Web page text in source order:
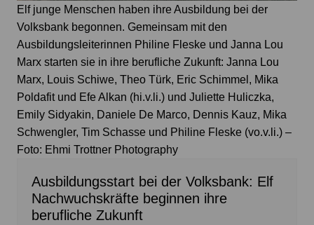
Elf junge Menschen haben ihre Ausbildung bei der
Volksbank begonnen. Gemeinsam mit den
Ausbildungsleiterinnen Philine Fleske und Janna Lou
Marx starten sie in ihre berufliche Zukunft: Janna Lou
Marx, Louis Schiwe, Theo Türk, Eric Schimmel, Mika
Poldafit und Efe Alkan (hi.v.li.) und Juliette Huliczka,
Emily Sidyakin, Daniele De Marco, Dennis Kauz, Mika
Schwengler, Tim Schasse und Philine Fleske (vo.v.li.) –
Foto: Ehmi Trottner Photography
Ausbildungsstart bei der Volksbank: Elf
Nachwuchskräfte beginnen ihre
berufliche Zukunft